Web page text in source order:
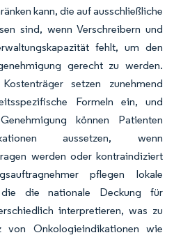
kann, die auf ausschließliche
sind, wenn Verschreibern und
fehlt, um den
gerecht zu werden.
setzen zunehmend
Formeln ein, und
können Patienten
aussetzen, wenn
werden oder kontraindiziert
pflegen lokale
die die nationale Deckung für
interpretieren, was zu
von Onkologieindikationen wie